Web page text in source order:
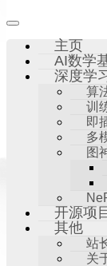
主页
AI数学
深度学
算
训
即
多
图
开源项目
其他
站
关